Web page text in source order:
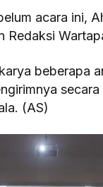
acara ini,
Redaksi
beberapa
(AS)